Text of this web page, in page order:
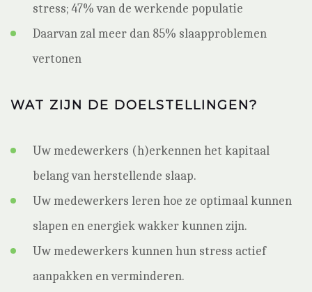
stress; 47% van de werkende populatie
Daarvan zal meer dan 85% slaapproblemen
vertonen
WAT ZIJN DE DOELSTELLINGEN?
Uw medewerkers (h)erkennen het kapitaal
belang van herstellende slaap.
Uw medewerkers leren hoe ze optimaal kunnen
slapen en energiek wakker kunnen zijn.
Uw medewerkers kunnen hun stress actief
aanpakken en verminderen.